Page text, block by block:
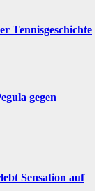
Tennisgeschichte
gegen
Sensation auf